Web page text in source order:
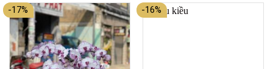
-17% -16%